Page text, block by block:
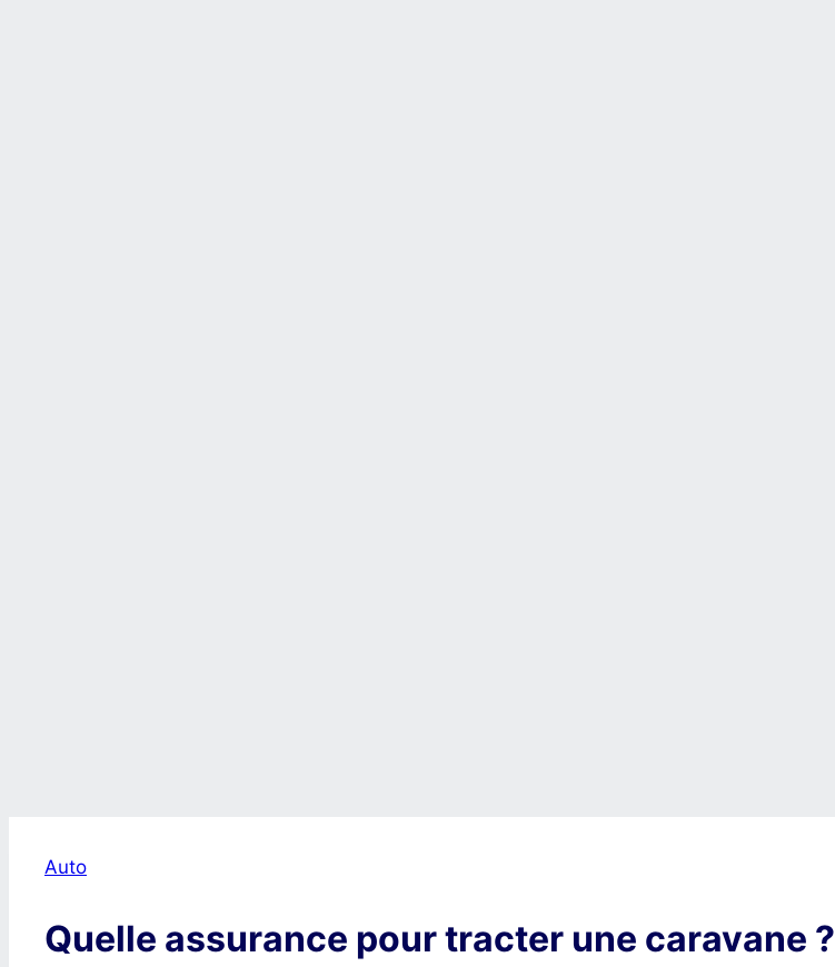
Auto
Quelle assurance pour tracter une caravane ?